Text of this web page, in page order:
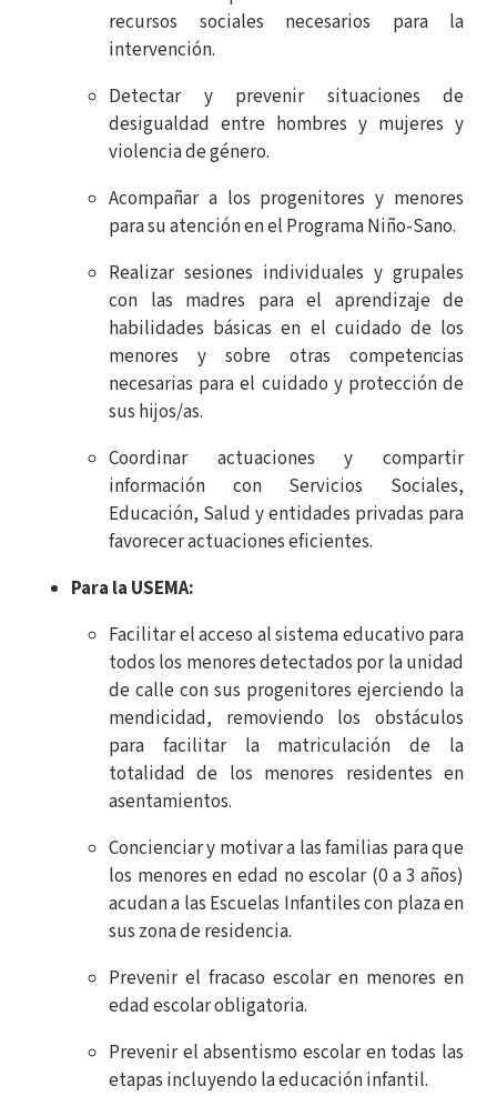
recursos sociales necesarios para la
intervención.
Detectar y prevenir situaciones de
desigualdad entre hombres y mujeres y
violencia de género.
Acompañar a los progenitores y menores
para su atención en el Programa Niño-Sano.
Realizar sesiones individuales y grupales
con las madres para el aprendizaje de
habilidades básicas en el cuidado de los
menores y sobre otras competencias
necesarias para el cuidado y protección de
sus hijos/as.
Coordinar actuaciones y compartir
información con Servicios Sociales,
Educación, Salud y entidades privadas para
favorecer actuaciones eficientes.
Para la USEMA:
Facilitar el acceso al sistema educativo para
todos los menores detectados por la unidad
de calle con sus progenitores ejerciendo la
mendicidad, removiendo los obstáculos
para facilitar la matriculación de la
totalidad de los menores residentes en
asentamientos.
Concienciar y motivar a las familias para que
los menores en edad no escolar (0 a 3 años)
acudan a las Escuelas Infantiles con plaza en
sus zona de residencia.
Prevenir el fracaso escolar en menores en
edad escolar obligatoria.
Prevenir el absentismo escolar en todas las
etapas incluyendo la educación infantil.